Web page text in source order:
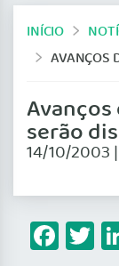
INÍCIO
AVANÇOS DO LASER NA
serão
14/10/2003